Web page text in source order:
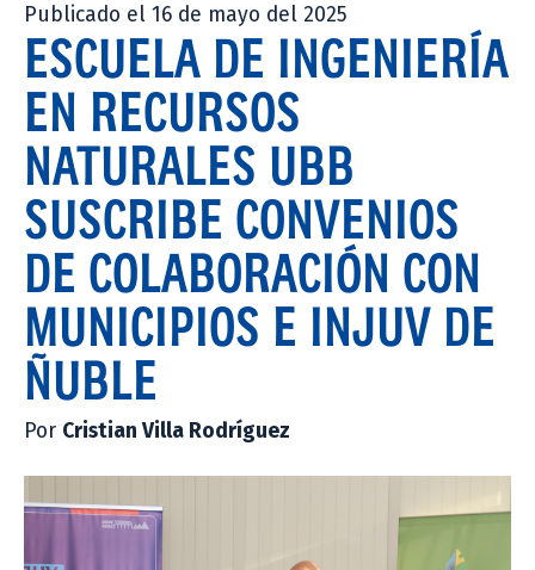
Publicado el 16 de mayo del 2025
ESCUELA DE INGENIERÍA
EN RECURSOS
NATURALES UBB
SUSCRIBE CONVENIOS
DE COLABORACIÓN CON
MUNICIPIOS E INJUV DE
ÑUBLE
Por Cristian Villa Rodríguez